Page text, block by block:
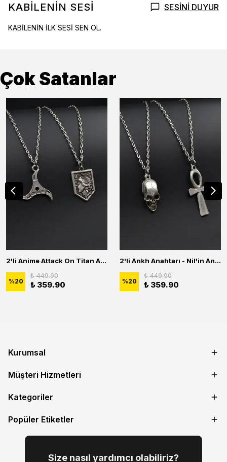
KABİLENİN SESİ SESİNİ DUYUR
KABİLENİN İLK SESİ SEN OL.
Çok Satanlar
2'li Anime Attack On Titan Acrylic Maria Anime Naruto Erkek Kadın Kolye Seti
%20
₺ 449.90
₺ 359.90
2'li Ankh Anahtarı - Nil'in Anahtarı - Kuru Kafa Erkek Kadın Kolye Seti
%20
₺ 449.90
₺ 359.90
Kurumsal
Müşteri Hizmetleri
Kategoriler
Popüler Etiketler
Size nasıl yardımcı olabiliriz?